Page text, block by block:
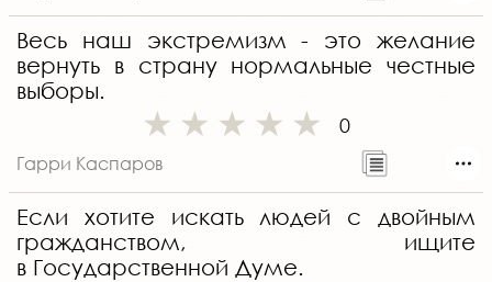
Весь наш экстремизм - это желание
вернуть в страну нормальные честные
выборы.
0
Гарри Каспаров
Если хотите искать людей с двойным
гражданством, ищите
в Государственной Думе.